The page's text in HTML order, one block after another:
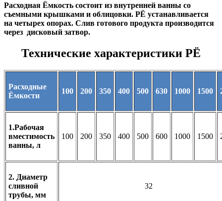
Расходная Ёмкость состоит из внутренней ванны со
съемными крышками и облицовки. РЁ устанавливается
на четырех опорах. Слив готового продукта производится
через дисковый затвор.
Технические характеристики РЁ
Расходные
Ёмкости
100 200 350 400 500 630 1000 1500
1.Рабочая
вместимость
ванны, л
100 200 350 400 500 600 1000 1500
2. Диаметр
сливной
трубы, мм
32